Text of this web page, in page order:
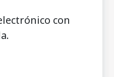
con